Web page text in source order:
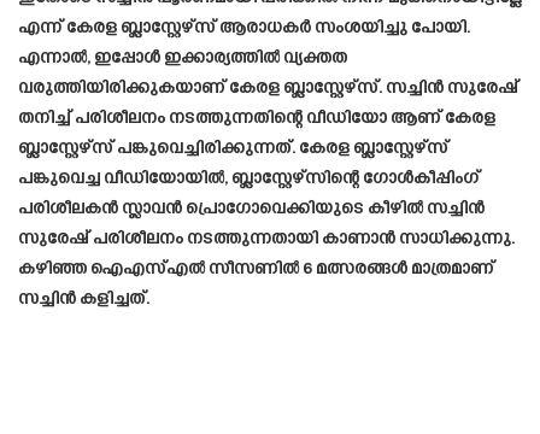
എന്ന് കേരള ബ്ലാസ്റ്റേഴ്സ് ആരാധകർ സംശയിച്ചു പോയി.
എന്നാൽ, ഇപ്പോൾ ഇക്കാര്യത്തിൽ വ്യക്തത
വരുത്തിയിരിക്കുകയാണ് കേരള ബ്ലാസ്റ്റേഴ്സ്. സച്ചിൻ സുരേഷ്
തനിച്ച് പരിശീലനം നടത്തുന്നതിന്റെ വീഡിയോ ആണ് കേരള
ബ്ലാസ്റ്റേഴ്സ് പങ്കുവെച്ചിരിക്കുന്നത്. കേരള ബ്ലാസ്റ്റേഴ്സ്
പങ്കുവെച്ച വീഡിയോയിൽ, ബ്ലാസ്റ്റേഴ്സിന്റെ ഗോൾകീപ്പിംഗ്
പരിശീലകൻ സ്ലാവൻ പ്രൊഗോവെക്കിയുടെ കീഴിൽ സച്ചിൻ
സുരേഷ് പരിശീലനം നടത്തുന്നതായി കാണാൻ സാധിക്കുന്നു.
കഴിഞ്ഞ ഐഎസ്എൽ സീസണിൽ 6 മത്സരങ്ങൾ മാത്രമാണ്
സച്ചിൻ കളിച്ചത്.